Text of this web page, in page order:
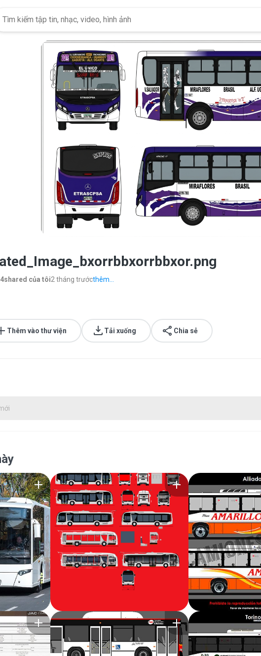
4shared của tôi2 tháng trướcthêm...
Thêm vào thư viện Tải xuống Chia sẻ